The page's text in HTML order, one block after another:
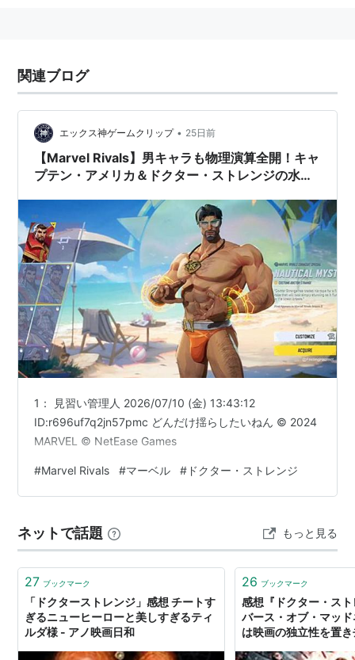
製作総指揮：
ン・ブルサード、ルイス・デスポジト、アラン・フ
脚本： スコット・デリクソン＆C・ロバート・カーギ
ル
原案：
ジョン・スペイツ 、 スコット・デリクソン
C・ロバート・カーギル-原作：スティーヴン・ディ
ッコ
撮影： ベン・デイヴィス
編集：サブリナ・プリスコ、ワイアット・スミス
音楽：マイケル・ジアッキーノ
キャスト
ベネディクト・カンバーバッチ
レイチェル・マクアダムス
ベネディクト・ウォン
スコット・アドキンス
マッツ・ミケルセン
ティルダ・スウィントン
マイケル・スタールバーグ
概要
上から目線の天才外科医ドクター・ストレンジ。
突然の交通事故により、神の手を失った彼を甦ら
関連ブログ
エックス神ゲームクリップ • 25日前
【Marvel Rivals】男キャラも物理演算全開！キャ
プテン・アメリカ＆ドクター・ストレンジの水着
1： 見習い管理人 2026/07/10 (金) 13:43:12
ID:r696uf7q2jn57pmc どんだけ揺らしたいねん © 2024
MARVEL © NetEase Games
#Marvel Rivals #マーベル # ドクター・ストレンジ
ネットで話題 もっと見る
27 ブックマーク
「ドクターストレンジ」感想 チートす
ぎるニューヒーローと美しすぎるティ
ルダ様 - アノ映画日和
26 ブックマーク
感想『ドクター・ス
バース・オブ・マッ
は映画の独立性を置